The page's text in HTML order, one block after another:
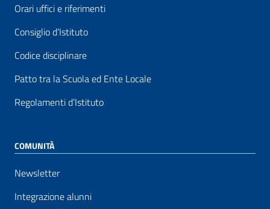
Orari uffici e riferimenti
Consiglio d’Istituto
Codice disciplinare
Patto tra la Scuola ed Ente Locale
Regolamenti d’Istituto
COMUNITÀ
Newsletter
Integrazione alunni